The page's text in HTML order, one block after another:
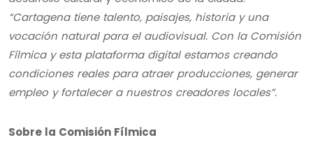
“Cartagena tiene talento, paisajes, historia y una
vocación natural para el audiovisual. Con la Comisión
Fílmica y esta plataforma digital estamos creando
condiciones reales para atraer producciones, generar
empleo y fortalecer a nuestros creadores locales”.
Sobre la Comisión Fílmica